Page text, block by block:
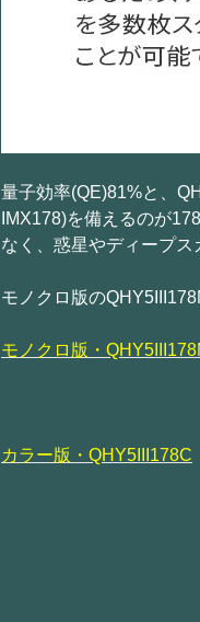
量子効率(QE)81%と、
IMX178)を備えるのが
なく、惑星やディープス
モノクロ版の
モノクロ版・
カラー版・QHY5III178C